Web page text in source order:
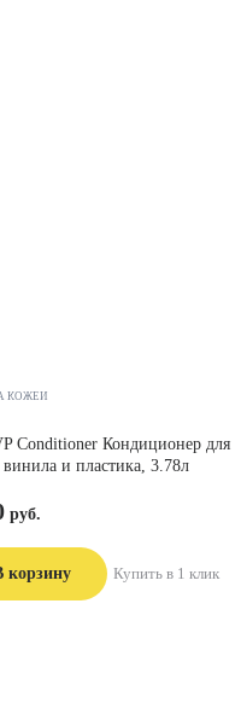
КОЖЕЙ
Conditioner Кондиционер для
и пластика, 3.78л
корзину Купить в 1 клик